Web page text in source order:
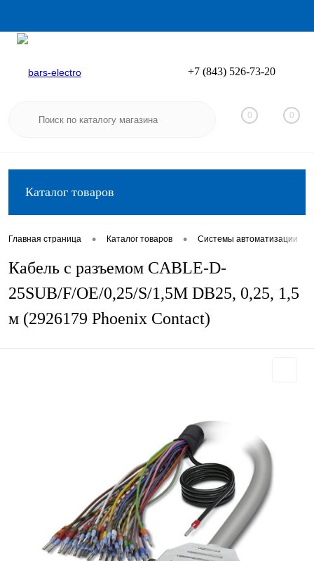
Вход
+7 (843) 526-73-20
0 0
Каталог товаров
Главная страница • Каталог товаров • Системы автоматизации
Кабель с разъемом CABLE-D-
25SUB/F/OE/0,25/S/1,5M DB25, 0,25, 1,5
м (2926179 Phoenix Contact)